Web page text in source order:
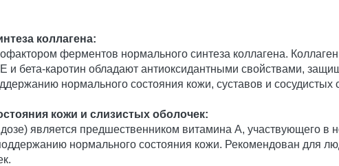
коллагена:
ферментов нормального синтеза коллагена.
и бета-каротин обладают антиоксидантными свойствами,
нормального состояния кожи, суставов и сосудистых
кожи и слизистых оболочек:
является предшественником витамина А, участвующего в
нормального состояния кожи. Рекомендован для